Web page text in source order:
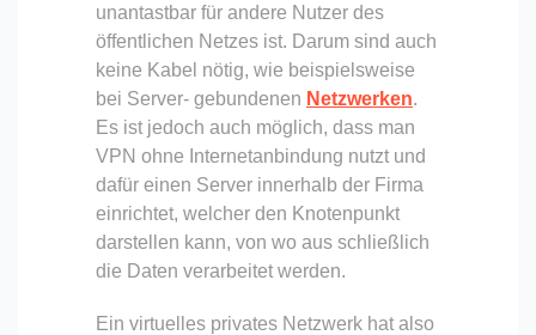
unantastbar für andere Nutzer des
öffentlichen Netzes ist. Darum sind auch
keine Kabel nötig, wie beispielsweise
bei Server- gebundenen Netzwerken.
Es ist jedoch auch möglich, dass man
VPN ohne Internetanbindung nutzt und
dafür einen Server innerhalb der Firma
einrichtet, welcher den Knotenpunkt
darstellen kann, von wo aus schließlich
die Daten verarbeitet werden.
Ein virtuelles privates Netzwerk hat also